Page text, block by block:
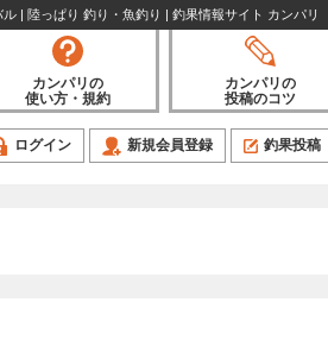
| 陸っぱり 釣り・魚釣り | 釣果情報サイト カンパリ
カンパリの
使い方・規約
カンパリの
投稿のコツ
ログイン 新規会員登録 釣果投稿